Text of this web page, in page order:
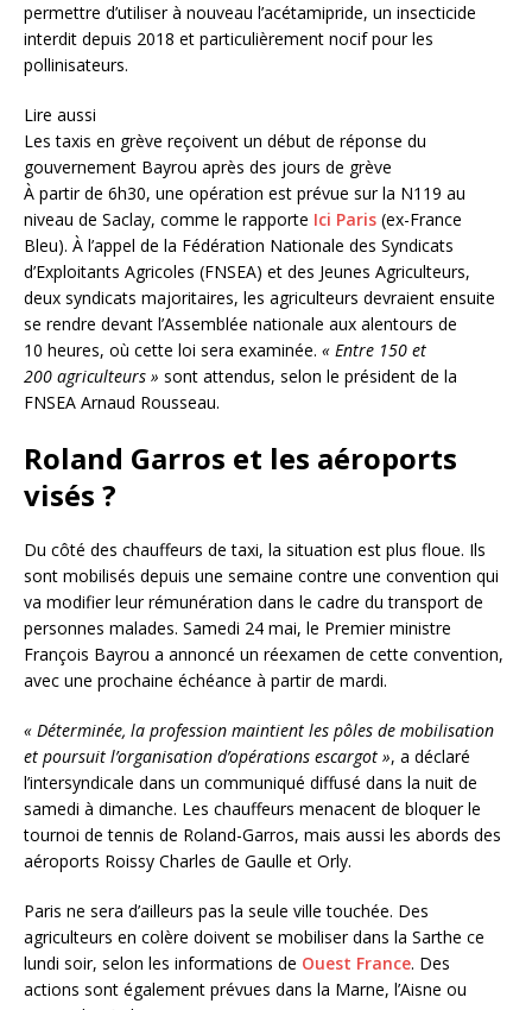
permettre d’utiliser à nouveau l’acétamipride, un insecticide
interdit depuis 2018 et particulièrement nocif pour les
pollinisateurs.
Lire aussi
Les taxis en grève reçoivent un début de réponse du
gouvernement Bayrou après des jours de grève
À partir de 6h30, une opération est prévue sur la N119 au
niveau de Saclay, comme le rapporte Ici Paris (ex-France
Bleu). À l’appel de la Fédération Nationale des Syndicats
d’Exploitants Agricoles (FNSEA) et des Jeunes Agriculteurs,
deux syndicats majoritaires, les agriculteurs devraient ensuite
se rendre devant l’Assemblée nationale aux alentours de
10 heures, où cette loi sera examinée. « Entre 150 et
200 agriculteurs » sont attendus, selon le président de la
FNSEA Arnaud Rousseau.
Roland Garros et les aéroports
visés ?
Du côté des chauffeurs de taxi, la situation est plus floue. Ils
sont mobilisés depuis une semaine contre une convention qui
va modifier leur rémunération dans le cadre du transport de
personnes malades. Samedi 24 mai, le Premier ministre
François Bayrou a annoncé un réexamen de cette convention,
avec une prochaine échéance à partir de mardi.
« Déterminée, la profession maintient les pôles de mobilisation
et poursuit l’organisation d’opérations escargot », a déclaré
l’intersyndicale dans un communiqué diffusé dans la nuit de
samedi à dimanche. Les chauffeurs menacent de bloquer le
tournoi de tennis de Roland-Garros, mais aussi les abords des
aéroports Roissy Charles de Gaulle et Orly.
Paris ne sera d’ailleurs pas la seule ville touchée. Des
agriculteurs en colère doivent se mobiliser dans la Sarthe ce
lundi soir, selon les informations de Ouest France. Des
actions sont également prévues dans la Marne, l’Aisne ou